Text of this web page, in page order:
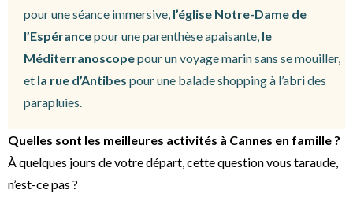
pour une séance immersive, l’église Notre-Dame de
l’Espérancepour une parenthèse apaisante, le
Méditerranoscopepour un voyage marin sans se mouiller,
et la rue d’Antibes pour une balade shopping à l’abri des
parapluies.
Quelles sont les meilleures activités à Cannes en famille ?
À quelques jours de votre départ, cette question vous taraude,
n’est-ce pas ?